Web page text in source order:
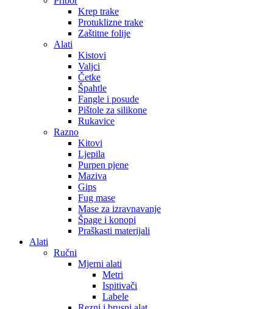
Krep trake
Protuklizne trake
Zaštitne folije
Alati
Kistovi
Valjci
Četke
Špahtle
Fangle i posude
Pištole za silikone
Rukavice
Razno
Kitovi
Ljepila
Purpen pjene
Maziva
Gips
Fug mase
Mase za izravnavanje
Špage i konopi
Praškasti materijali
Alati
Ručni
Mjerni alati
Metri
Ispitivači
Labele